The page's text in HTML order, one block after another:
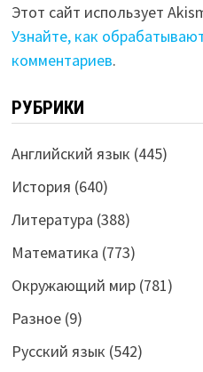
Этот сайт использует
Узнайте, как
комментариев.
РУБРИКИ
Английский язык (445)
История (640)
Литература (388)
Математика (773)
Окружающий мир(781)
Разное(9)
Русский язык (542)